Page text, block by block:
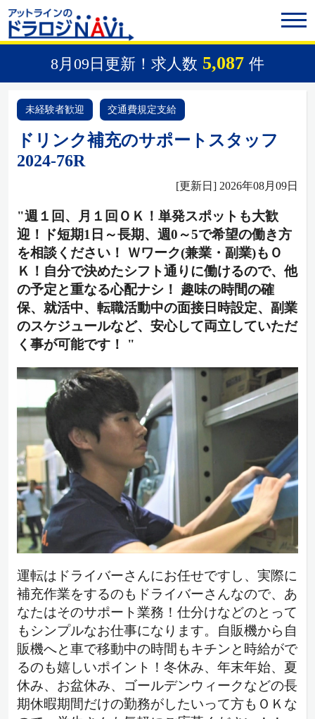
8月09日更新！求人数 5,087 件
未経験者歓迎 交通費規定支給
ドリンク補充のサポートスタッフ
2024-76R
[更新日] 2026年08月09日
"週１回、月１回ＯＫ！単発スポットも大歓
迎！ド短期1日～長期、週0～5で希望の働き方
を相談ください！ Ｗワーク(兼業・副業)もＯ
Ｋ！自分で決めたシフト通りに働けるので、他
の予定と重なる心配ナシ！ 趣味の時間の確
保、就活中、転職活動中の面接日時設定、副業
のスケジュールなど、安心して両立していただ
く事が可能です！ "
運転はドライバーさんにお任せですし、実際に
補充作業をするのもドライバーさんなので、あ
なたはそのサポート業務！仕分けなどのとって
もシンプルなお仕事になります。自販機から自
販機へと車で移動中の時間もキチンと時給がで
るのも嬉しいポイント！冬休み、年末年始、夏
休み、お盆休み、ゴールデンウィークなどの長
期休暇期間だけの勤務がしたいって方もＯＫな